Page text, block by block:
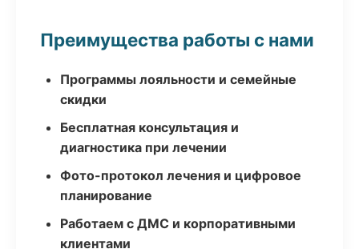
Преимущества работы с нами
Программы лояльности и семейные
скидки
Бесплатная консультация и
диагностика при лечении
Фото-протокол лечения и цифровое
планирование
Работаем с ДМС и корпоративными
клиентами